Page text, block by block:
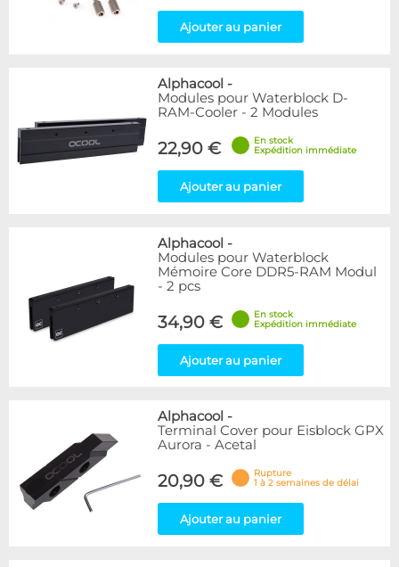
Ajouter au panier
Alphacool -
Modules pour Waterblock D-
RAM-Cooler - 2 Modules
22,90 €
En stock
Expédition immédiate
Ajouter au panier
Alphacool -
Modules pour Waterblock
Mémoire Core DDR5-RAM Modul
- 2 pcs
34,90 €
En stock
Expédition immédiate
Ajouter au panier
Alphacool -
Terminal Cover pour Eisblock GPX
Aurora - Acetal
20,90 €
Rupture
1 à 2 semaines de délai
Ajouter au panier